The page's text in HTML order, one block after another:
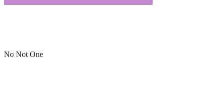
No Not One